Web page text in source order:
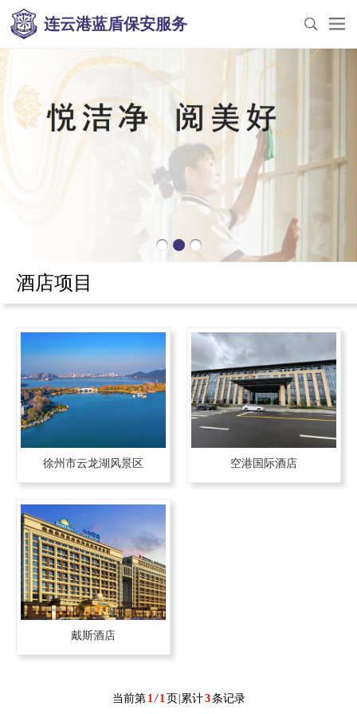
连云港蓝盾保安服务
酒店项目
徐州市云龙湖风景区 空港国际酒店
戴斯酒店
当前第 1 / 1 页 累计3条记录